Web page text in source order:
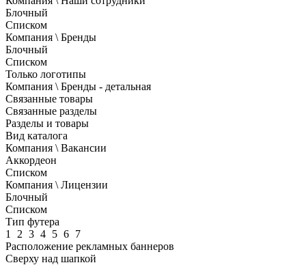
Блочный
Списком
Компания \ Бренды
Блочный
Списком
Только логотипы
Компания \ Бренды - детальная
Связанные товары
Связанные разделы
Разделы и товары
Вид каталога
Компания \ Вакансии
Аккордеон
Списком
Компания \ Лицензии
Блочный
Списком
Тип футера
1
2 3 4 5 6 7
Расположение рекламных баннеров
Сверху над шапкой